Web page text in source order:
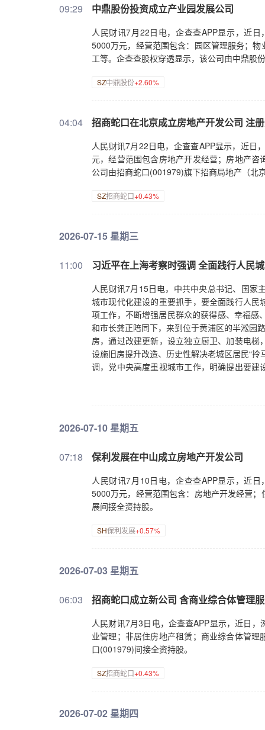
09:29 中鼎股份投资成立产业园发展公司
人民财讯7月22日电，企查查APP显示，近
5000万元，经营范围包含：园区管理服务；
工等。企查查股权穿透显示，该公司由中鼎股
SZ中鼎股份+2.60%
04:04 招商蛇口在北京成立房地产开发公司 注
人民财讯7月22日电，企查查APP显示，近日
元，经营范围包含房地产开发经营；房地产
公司由招商蛇口(001979)旗下招商局地产（北
SZ招商蛇口+0.43%
2026-07-15 星期三
11:00 习近平在上海考察时强调 全面践行人民
人民财讯7月15日电，中共中央总书记、国家
城市现代化建设的重要抓手，要全面践行人
项工作，不断增强居民群众的获得感、幸福
和市长龚正陪同下，来到位于黄浦区的半淞园
房，通过改建更新，设立独立厨卫、加装电
设施旧房提升改造、历史性解决老城区居民“
调，党中央高度重视城市工作，明确提出要
服务的，只有人民群众安居乐业、生活舒心
流。习近平指出，社区是城市治理体系的基
式，建设完整社区和便民生活圈，用心用情
关键期，各地区各有关方面要树牢底线思维
实做好防汛抗洪、抢险救灾等工作，切实维
2026-07-10 星期五
07:18 保利发展在中山成立房地产开发公司
人民财讯7月10日电，企查查APP显示，近
5000万元，经营范围包含：房地产开发经营
展间接全资持股。
SH保利发展+0.57%
2026-07-03 星期五
06:03 招商蛇口成立新公司 含商业综合体管理
人民财讯7月3日电，企查查APP显示，近日
业管理；非居住房地产租赁；商业综合体管
口(001979)间接全资持股。
SZ招商蛇口+0.43%
2026-07-02 星期四